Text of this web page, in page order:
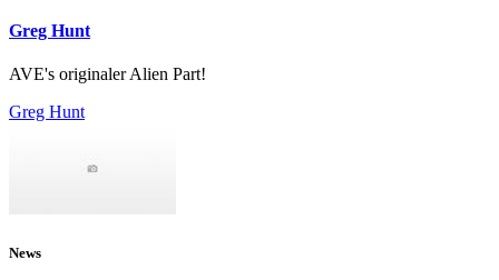
Greg Hunt
AVE's originaler Alien Part!
Greg Hunt
News